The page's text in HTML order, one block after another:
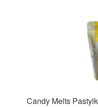
Candy Melts